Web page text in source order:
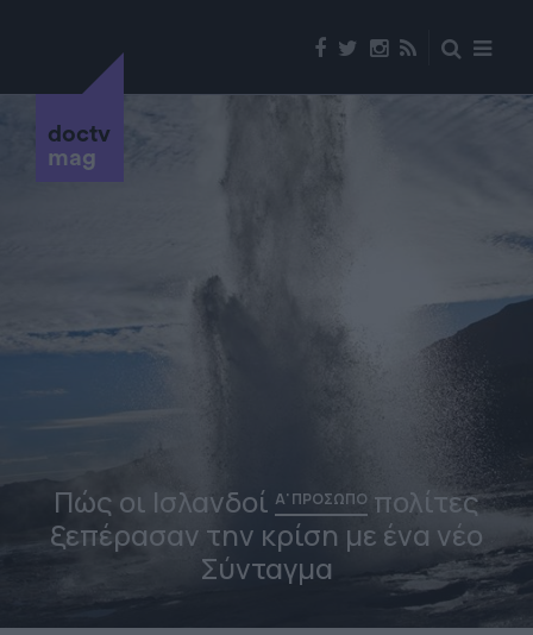
doctv
mag
Πώς οι Ισλανδοί Α' ΠΡΟΣΩΠΟ πολίτες
ξεπέρασαν την κρίση με ένα νέο
Σύνταγμα